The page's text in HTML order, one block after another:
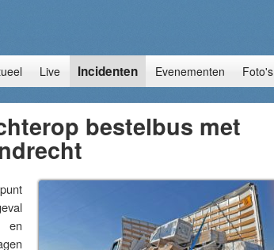
Live Incidenten Evenementen Foto's
bestelbus met
en